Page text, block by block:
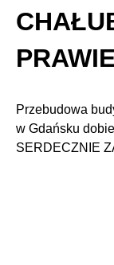
Przebudowa
w Gdańsku
SERDECZNIE